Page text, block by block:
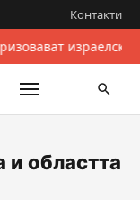
Контакти
и областта